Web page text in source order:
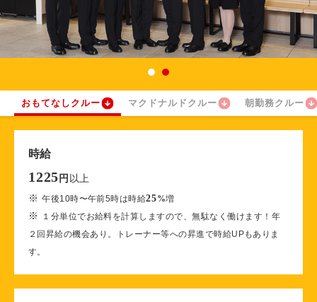
おもてなしクルー マクドナルドクルー 朝勤務クルー
時給
1225 円 以上
※午後10時〜午前5時は時給25%増
※
１分単位でお給料を計算しますので、無駄なく働けます！年
２回昇給の機会あり。トレーナー等への昇進で時給UPもありま
す。